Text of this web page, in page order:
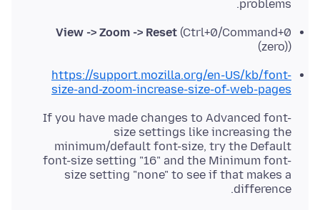
problems.
View -> Zoom -> Reset (Ctrl+0/Command+0
(zero))
https://support.mozilla.org/en-US/kb/font-
size-and-zoom-increase-size-of-web-pages
If you have made changes to Advanced font-
size settings like increasing the
minimum/default font-size, try the Default
font-size setting "16" and the Minimum font-
size setting "none" to see if that makes a
difference.